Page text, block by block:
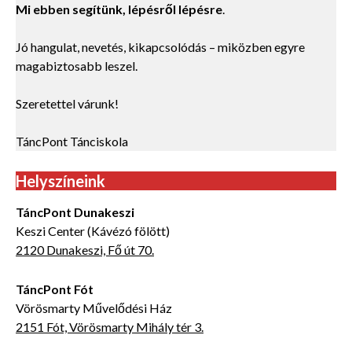
Mi ebben segítünk, lépésről lépésre.
Jó hangulat, nevetés, kikapcsolódás – miközben egyre
magabiztosabb leszel.
Szeretettel várunk!
TáncPont Tánciskola
Helyszíneink
TáncPont Dunakeszi
Keszi Center (Kávézó fölött)
2120 Dunakeszi, Fő út 70.
TáncPont Fót
Vörösmarty Művelődési Ház
2151 Fót, Vörösmarty Mihály tér 3.